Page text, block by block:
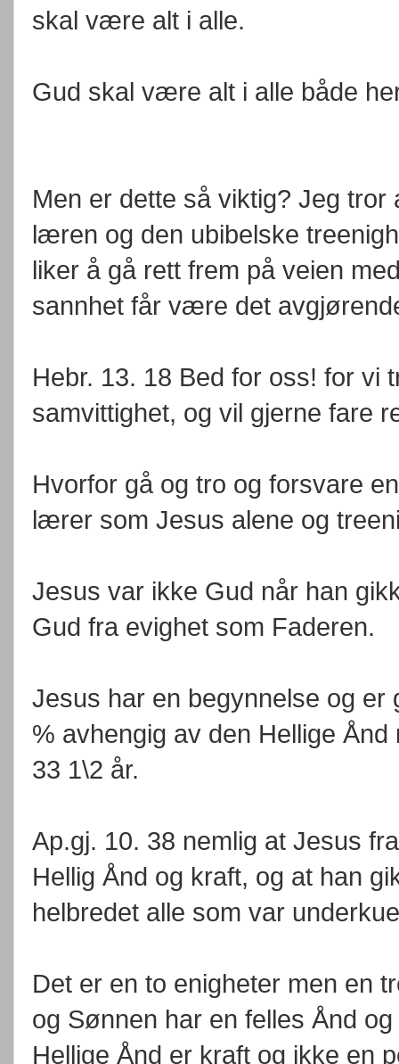
skal være alt i alle.
Gud skal være alt i alle både
Men er dette så viktig? Jeg
læren og den ubibelske
liker å gå rett frem på veien
sannhet får være det
Hebr. 13. 18 Bed for oss! for vi
samvittighet, og vil gjerne fare
Hvorfor gå og tro og forsvare
lærer som Jesus alene og
Jesus var ikke Gud når han
Gud fra evighet som Faderen.
Jesus har en begynnelse og er
% avhengig av den Hellige
33 1\2 år.
Ap.gj. 10. 38 nemlig at Jesus
Hellig Ånd og kraft, og at han
helbredet alle som var
Det er en to enigheter men en
og Sønnen har en felles Ånd
Hellige Ånd er kraft og ikke en